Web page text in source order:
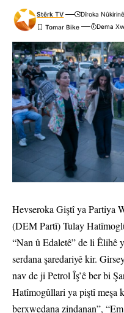
Stêrk TV
Dîroka
Dema
Hevseroka Giştî ya Partiya
(DEM Partî) Tulay
“Nan û Edaletê” de li Êlihê
serdana şaredariyê kir.
nav de ji Petrol Îş’ê ber bi
Hatîmogûllari ya piştî meşa
berxwedana zindanan”,